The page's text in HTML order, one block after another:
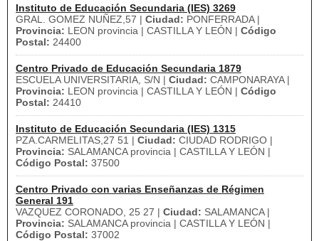
Instituto de Educación Secundaria (IES) 3269
GRAL. GOMEZ NUÑEZ,57 | Ciudad: PONFERRADA |
Provincia: LEON provincia | CASTILLA Y LEÓN | Código
Postal: 24400
Centro Privado de Educación Secundaria 1879
ESCUELA UNIVERSITARIA, S/N | Ciudad: CAMPONARAYA |
Provincia: LEON provincia | CASTILLA Y LEÓN | Código
Postal: 24410
Instituto de Educación Secundaria (IES) 1315
PZA.CARMELITAS,27 51 | Ciudad: CIUDAD RODRIGO |
Provincia: SALAMANCA provincia | CASTILLA Y LEÓN |
Código Postal: 37500
Centro Privado con varias Enseñanzas de Régimen
General 191
VAZQUEZ CORONADO, 25 27 | Ciudad: SALAMANCA |
Provincia: SALAMANCA provincia | CASTILLA Y LEÓN |
Código Postal: 37002